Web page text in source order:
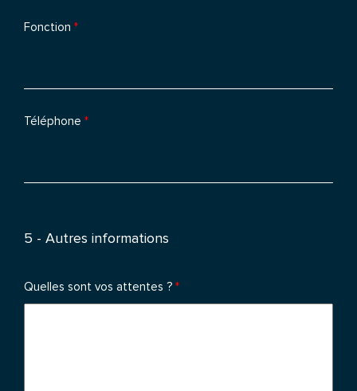
Fonction *
Téléphone *
5 - Autres informations
Quelles sont vos attentes ? *